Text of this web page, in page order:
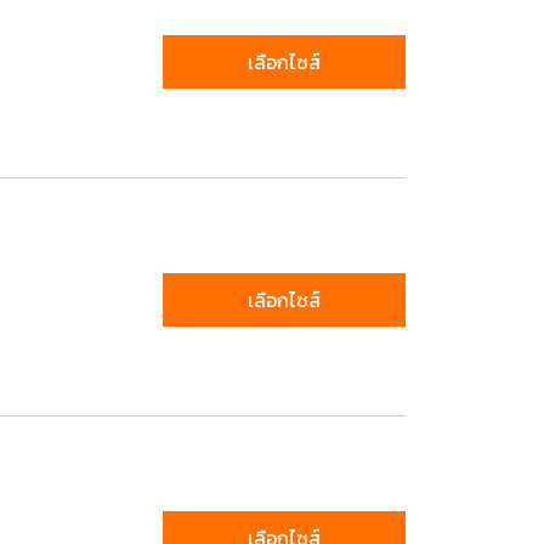
เลือกไซส์
เลือกไซส์
เลือกไซส์